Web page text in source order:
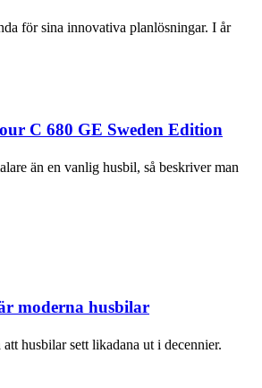
för sina innovativa planlösningar. I år
C 680 GE Sweden Edition
än en vanlig husbil, så beskriver man
moderna husbilar
husbilar sett likadana ut i decennier.